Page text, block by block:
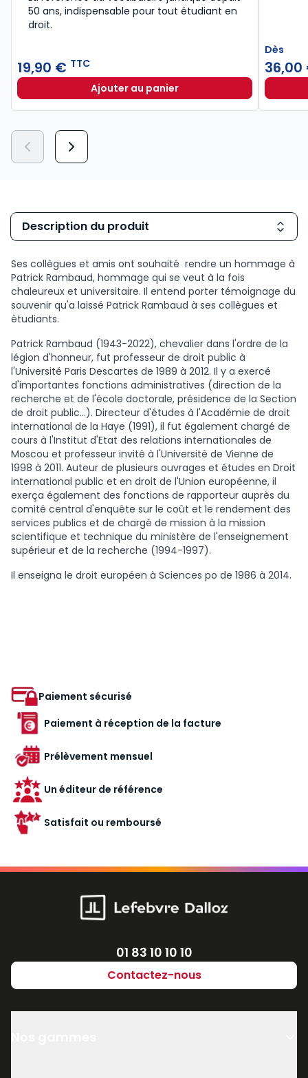
50 ans, indispensable pour tout étudiant en
droit.​
19,90 € TTC
Ajouter au panierLexique des termes juridiques
Dès
Description du produit
Ses collègues et amis ont souhaité rendre un hommage à
Patrick Rambaud, hommage qui se veut à la fois
chaleureux et universitaire. Il entend porter témoignage du
souvenir qu'a laissé Patrick Rambaud à ses collègues et
étudiants.
Patrick Rambaud (1943-2022), chevalier dans l'ordre de la
légion d'honneur, fut professeur de droit public à
l'Université Paris Descartes de 1989 à 2012. Il y a exercé
d'importantes fonctions administratives (direction de la
recherche et de l'école doctorale, présidence de la Section
de droit public...). Directeur d'études à l'Académie de droit
international de la Haye (1991), il fut également chargé de
cours à l'Institut d'Etat des relations internationales de
Moscou et professeur invité à l'Université de Vienne de
1998 à 2011. Auteur de plusieurs ouvrages et études en Droit
international public et en droit de l'Union européenne, il
exerça également des fonctions de rapporteur auprès du
comité central d'enquête sur le coût et le rendement des
services publics et de chargé de mission à la mission
scientifique et technique du ministère de l'enseignement
supérieur et de la recherche (1994-1997).
Il enseigna le droit européen à Sciences po de 1986 à 2014.
Paiement sécurisé
Paiement à réception de la facture
Prélèvement mensuel
Un éditeur de référence
Satisfait ou remboursé
Numéro de téléphone
01 83 10 10 10
Contactez-nous